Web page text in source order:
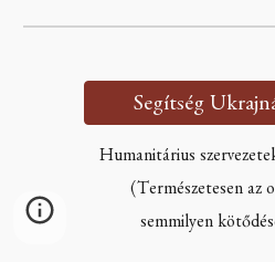
Segítség
Humanitárius
(Természetesen az
semmilyen